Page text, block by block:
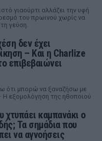
γιαούρτι αλλάζει την υφή
του πρωινού χωρίς να
γεύση.
δεν έχει
– Και η Charlize
επιβεβαιώνει
ότι μπορώ να ξαναζήσω με
Η εξομολόγηση της ηθοποιού
χτυπάει καμπανάκι ο
Τα σημάδια που
να αγνοήσεις